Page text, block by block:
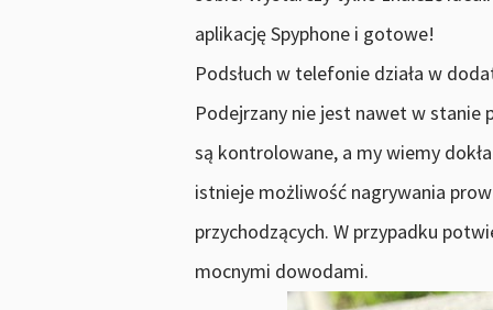
aplikację Spyphone i gotowe!
Podsłuch w telefonie działa w
Podejrzany nie jest nawet w stanie
są kontrolowane, a my wiemy
istnieje możliwość nagrywania
przychodzących. W przypadku
mocnymi dowodami.